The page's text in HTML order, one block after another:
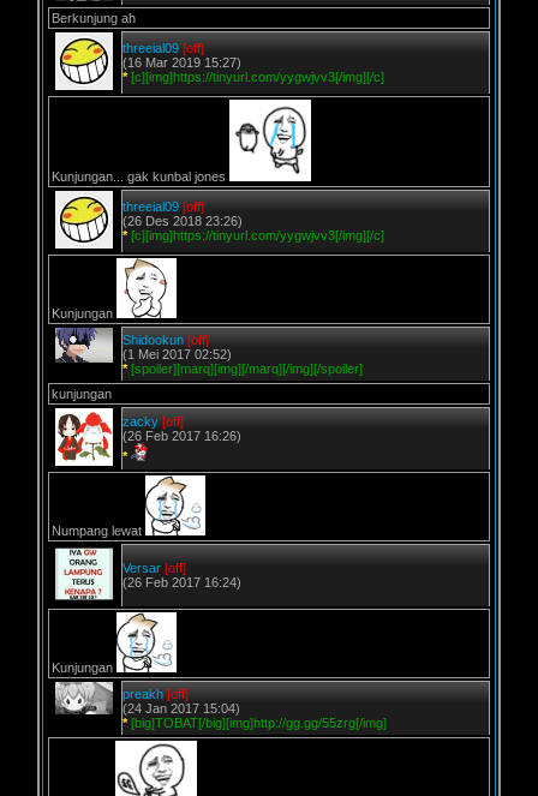
Berkunjung ah
threeial09 [off]
(16 Mar 2019 15:27)
* [c][img]https://tinyurl.com/yygwjvv3[/img][/c]
Kunjungan... gak kunbal jones
threeial09 [off]
(26 Des 2018 23:26)
* [c][img]https://tinyurl.com/yygwjvv3[/img][/c]
Kunjungan
Shidookun [off]
(1 Mei 2017 02:52)
* [spoiler][marq][img][/marq][/img][/spoiler]
kunjungan
zacky [off]
(26 Feb 2017 16:26)
*
Numpang lewat
Versar [off]
(26 Feb 2017 16:24)
Kunjungan
preakh [off]
(24 Jan 2017 15:04)
* [big]TOBAT[/big][img]http://gg.gg/55zrg[/img]